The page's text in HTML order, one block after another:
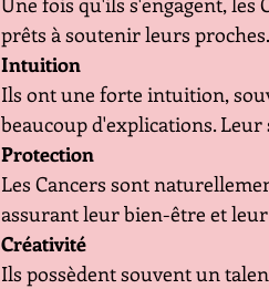
prêts à soutenir leurs proches.
Intuition
Ils ont une forte intuition,
beaucoup d'explications.
Protection
Les Cancers sont
assurant leur bien-être et
Créativité
Ils possèdent souvent un